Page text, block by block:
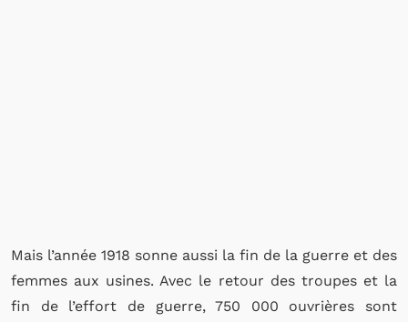
Mais l’année 1918 sonne aussi la fin de la guerre et des
femmes aux usines. Avec le retour des troupes et la
fin de l’effort de guerre, 750 000 ouvrières sont